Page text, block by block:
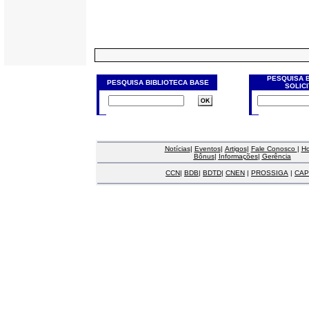
PESQUISA BIBLIOTECA BASE
PESQUISA
Notícias| Eventos| Artigos| Fale Conosco |
Bônus| Informações| Gerência
CCN| BDB| BDTD| CNEN | PROSSIGA |